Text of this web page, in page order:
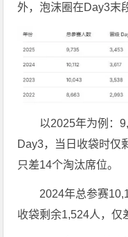
外，泡沫圈在Day3末
以2025年为例：
Day3，当日收袋时仅
只差14个淘汰席位。
2024年总参赛
收袋剩余1,524人，仅